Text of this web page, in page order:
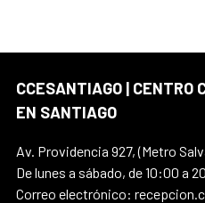
CCESANTIAGO | CENTRO
EN SANTIAGO
Av. Providencia 927, (Metro
De lunes a sábado, de 10:00 a
Correo electrónico: